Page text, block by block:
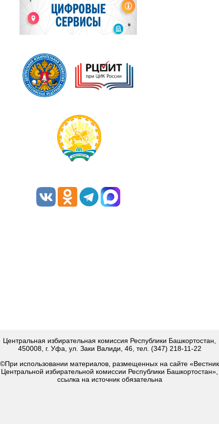
Центральная избирательная комиссия Республики Башкортостан,
450008, г. Уфа, ул. Заки Валиди, 46, тел. (347) 218-11-22
©При использовании материалов, размещенных на сайте «Вестник
Центральной избирательной комиссии Республики Башкортостан»,
ссылка на источник обязательна